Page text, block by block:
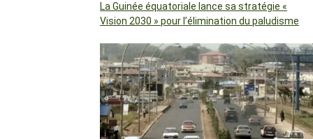
La Guinée équatoriale lance sa stratégie «
Vision 2030 » pour l’élimination du paludisme